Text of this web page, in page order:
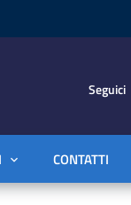
Seguici
CONTATTI